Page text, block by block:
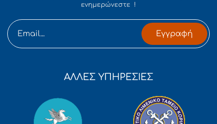
ενημερώνεστε !
Εγγραφή
ΑΛΛΕΣ ΥΠΗΡΕΣΙΕΣ